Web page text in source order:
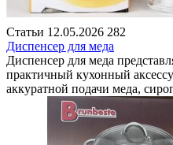
Статьи 12.05.2026 282
Диспенсер для меда
Диспенсер для меда
практичный кухонный
аккуратной подачи меда,